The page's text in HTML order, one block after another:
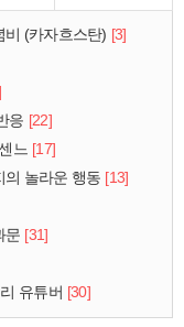
비 (카자흐스탄) [3]
응 [22]
느 [17]
의 놀라운 행동 [13]
문 [31]
유튜버 [30]